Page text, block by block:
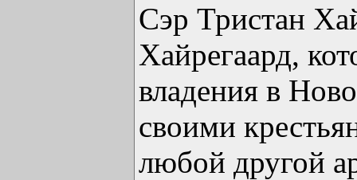
Сэр Тристан
Хайрегаард,
владения в
своими
любой другой